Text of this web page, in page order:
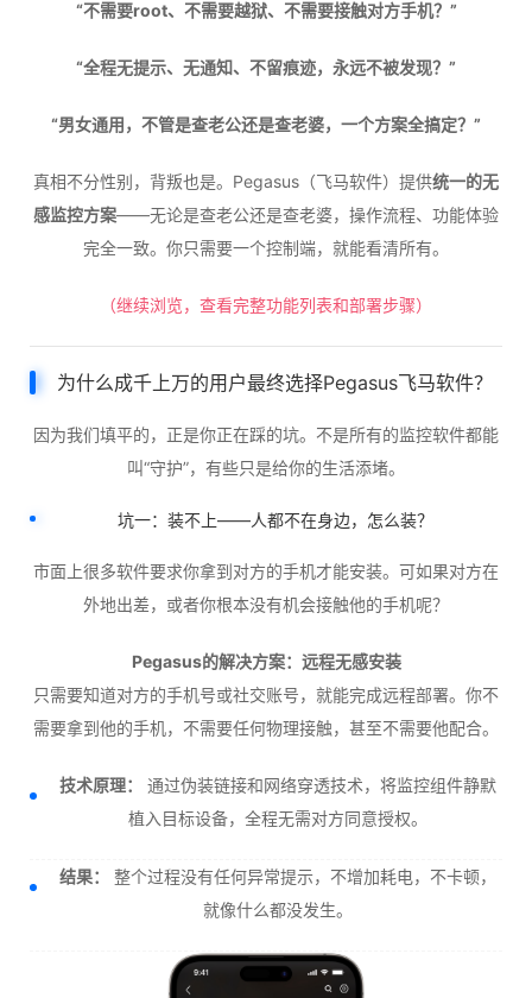
“不需要root、不需要越狱、不需要接触对方手机？”
“全程无提示、无通知、不留痕迹，永远不被发现？”
“男女通用，不管是查老公还是查老婆，一个方案全搞定？”
真相不分性别，背叛也是。Pegasus（飞马软件）提供统一的无
感监控方案——无论是查老公还是查老婆，操作流程、功能体验
完全一致。你只需要一个控制端，就能看清所有。
（继续浏览，查看完整功能列表和部署步骤）
为什么成千上万的用户最终选择Pegasus飞马软件？
因为我们填平的，正是你正在踩的坑。不是所有的监控软件都能
叫“守护”，有些只是给你的生活添堵。
坑一：装不上——人都不在身边，怎么装？
市面上很多软件要求你拿到对方的手机才能安装。可如果对方在
外地出差，或者你根本没有机会接触他的手机呢？
Pegasus的解决方案：远程无感安装
只需要知道对方的手机号或社交账号，就能完成远程部署。你不
需要拿到他的手机，不需要任何物理接触，甚至不需要他配合。
技术原理：
通过伪装链接和网络穿透技术，将监控组件静默
植入目标设备，全程无需对方同意授权。
结果：
整个过程没有任何异常提示，不增加耗电，不卡顿，
就像什么都没发生。